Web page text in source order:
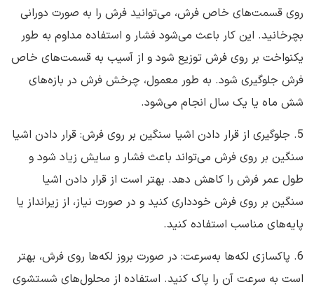
روی قسمت‌های خاص فرش، می‌توانید فرش را به صورت دورانی
بچرخانید. این کار باعث می‌شود فشار و استفاده مداوم به طور
یکنواخت بر روی فرش توزیع شود و از آسیب به قسمت‌های خاص
فرش جلوگیری شود. به طور معمول، چرخش فرش در بازه‌های
شش ماه یا یک سال انجام می‌شود.
5. جلوگیری از قرار دادن اشیا سنگین بر روی فرش: قرار دادن اشیا
سنگین بر روی فرش می‌تواند باعث فشار و سایش زیاد شود و
طول عمر فرش را کاهش دهد. بهتر است از قرار دادن اشیا
سنگین بر روی فرش خودداری کنید و در صورت نیاز، از زیرانداز یا
پایه‌های مناسب استفاده کنید.
6. پاکسازی لکه‌ها به‌سرعت: در صورت بروز لکه‌ها روی فرش، بهتر
است به سرعت آن را پاک کنید. استفاده از محلول‌های شستشوی